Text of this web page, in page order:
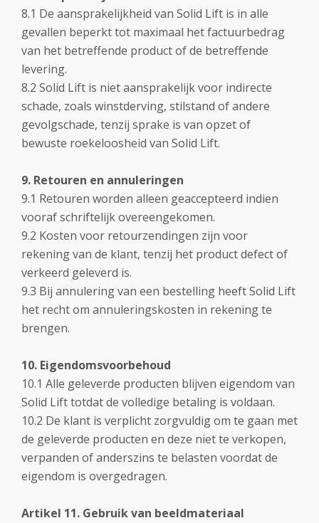
8.1 De aansprakelijkheid van Solid Lift is in alle
gevallen beperkt tot maximaal het factuurbedrag
van het betreffende product of de betreffende
levering.
8.2 Solid Lift is niet aansprakelijk voor indirecte
schade, zoals winstderving, stilstand of andere
gevolgschade, tenzij sprake is van opzet of
bewuste roekeloosheid van Solid Lift.
9. Retouren en annuleringen
9.1 Retouren worden alleen geaccepteerd indien
vooraf schriftelijk overeengekomen.
9.2 Kosten voor retourzendingen zijn voor
rekening van de klant, tenzij het product defect of
verkeerd geleverd is.
9.3 Bij annulering van een bestelling heeft Solid Lift
het recht om annuleringskosten in rekening te
brengen.
10. Eigendomsvoorbehoud
10.1 Alle geleverde producten blijven eigendom van
Solid Lift totdat de volledige betaling is voldaan.
10.2 De klant is verplicht zorgvuldig om te gaan met
de geleverde producten en deze niet te verkopen,
verpanden of anderszins te belasten voordat de
eigendom is overgedragen.
Artikel 11. Gebruik van beeldmateriaal